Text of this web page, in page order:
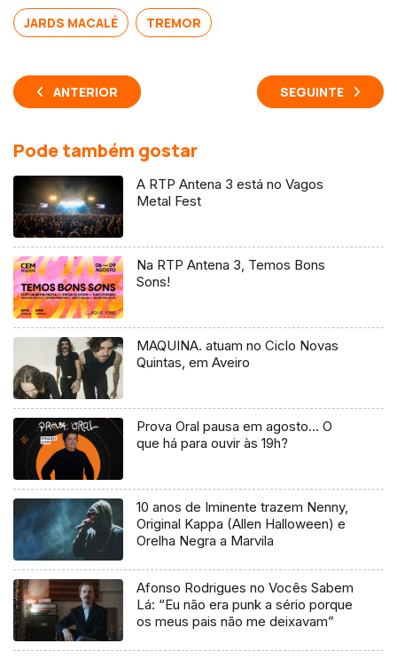
JARDS MACALÉ TREMOR
ANTERIOR SEGUINTE
Pode também gostar
A RTP Antena 3 está no Vagos
Metal Fest
Na RTP Antena 3, Temos Bons
Sons!
MAQUINA. atuam no Ciclo Novas
Quintas, em Aveiro
Prova Oral pausa em agosto… O
que há para ouvir às 19h?
10 anos de Iminente trazem Nenny,
Original Kappa (Allen Halloween) e
Orelha Negra a Marvila
Afonso Rodrigues no Vocês Sabem
Lá: “Eu não era punk a sério porque
os meus pais não me deixavam”